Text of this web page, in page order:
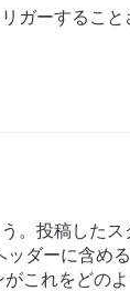
ーするこ
。投稿したス
ダーに含め
がこれをどの